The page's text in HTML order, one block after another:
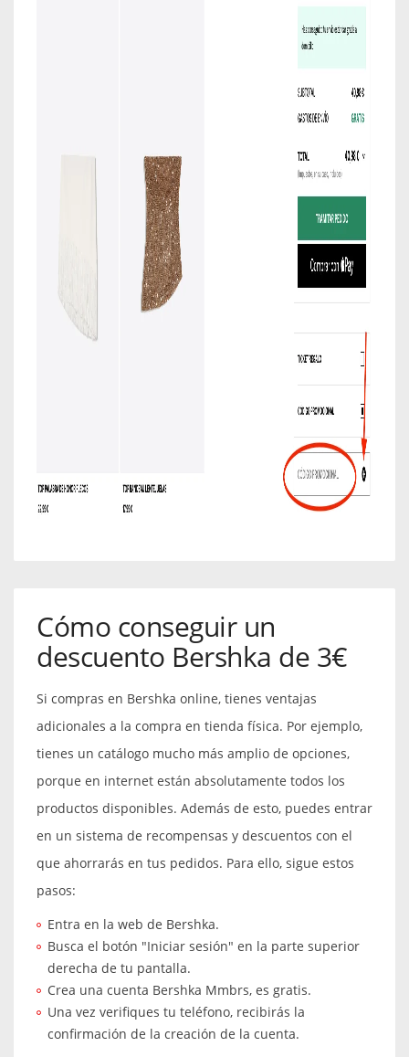
Cómo conseguir un
descuento Bershka de 3€
Si compras en Bershka online, tienes ventajas
adicionales a la compra en tienda física. Por ejemplo,
tienes un catálogo mucho más amplio de opciones,
porque en internet están absolutamente todos los
productos disponibles. Además de esto, puedes entrar
en un sistema de recompensas y descuentos con el
que ahorrarás en tus pedidos. Para ello, sigue estos
pasos:
Entra en la web de Bershka.
Busca el botón "Iniciar sesión" en la parte superior
derecha de tu pantalla.
Crea una cuenta Bershka Mmbrs, es gratis.
Una vez verifiques tu teléfono, recibirás la
confirmación de la creación de la cuenta.